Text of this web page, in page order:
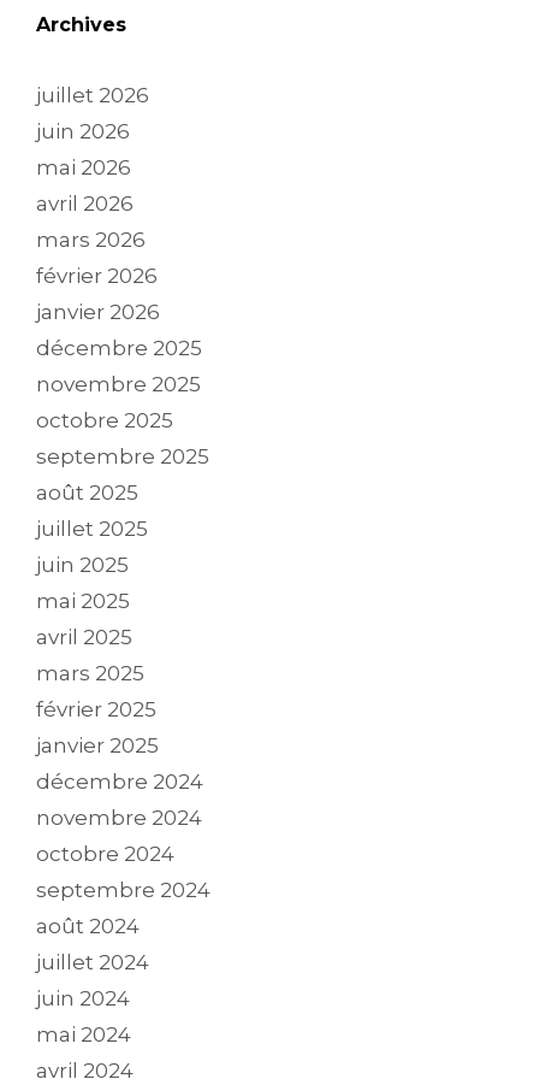
Archives
juillet 2026
juin 2026
mai 2026
avril 2026
mars 2026
février 2026
janvier 2026
décembre 2025
novembre 2025
octobre 2025
septembre 2025
août 2025
juillet 2025
juin 2025
mai 2025
avril 2025
mars 2025
février 2025
janvier 2025
décembre 2024
novembre 2024
octobre 2024
septembre 2024
août 2024
juillet 2024
juin 2024
mai 2024
avril 2024